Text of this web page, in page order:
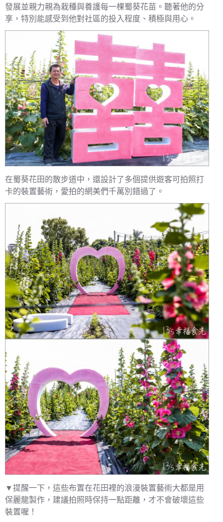
發展並親力親為栽種與養護每一棵蜀葵花苗。聽著他的分
享，特別能感受到他對社區的投入程度、積極與用心。
在蜀葵花田的散步道中，還設計了多個提供遊客可拍照打
卡的裝置藝術，愛拍的網美們千萬別錯過了。
▼提醒一下，這些布置在花田裡的浪漫裝置藝術大都是用
保麗龍製作，建議拍照時保持一點距離，才不會破壞這些
裝置喔！